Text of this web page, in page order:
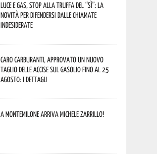
Luce e gas, stop alla truffa del “Sì”: la
novità per difendersi dalle chiamate
indesiderate
Caro carburanti, approvato un nuovo
taglio delle accise sul gasolio fino al 25
agosto: i dettagli
A Montemilone arriva Michele Zarrillo!